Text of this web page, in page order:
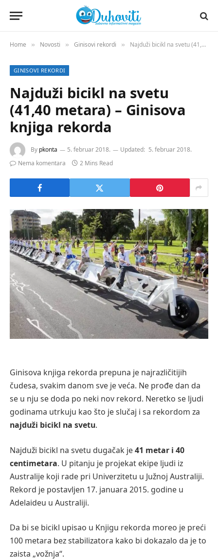
Home » Novosti » Ginisovi rekordi » Najduži bicikl na svetu (41,40 metara) – Ginisova knjiga rekorda
GINISOVI REKORDI
Najduži bicikl na svetu
(41,40 metara) – Ginisova
knjiga rekorda
By pkonta 5. februar 2018. Updated: 5. februar 2018.
Nema komentara
2 Mins Read
Ginisova knjiga rekorda prepuna je najrazličitijih
čudesa, svakim danom sve je veća. Ne prođe dan da
se u nju se doda po neki nov rekord. Neretko se ljudi
godinama utrkuju kao što je slučaj i sa rekordom za
najduži bicikl na svetu.
Najduži bicikl na svetu dugačak je41 metar i 40
centimetara. U pitanju je projekat ekipe ljudi iz
Australije koji rade pri Univerzitetu u Južnoj Australiji.
Rekord je postavljen 17. januara 2015. godine u
Adelaideu u Australiji.
Da bi se bicikl upisao u Knjigu rekorda moreo je preći
100 metara bez stabilizatora kako bi dokazalo da je to
zaista „vožnja“.